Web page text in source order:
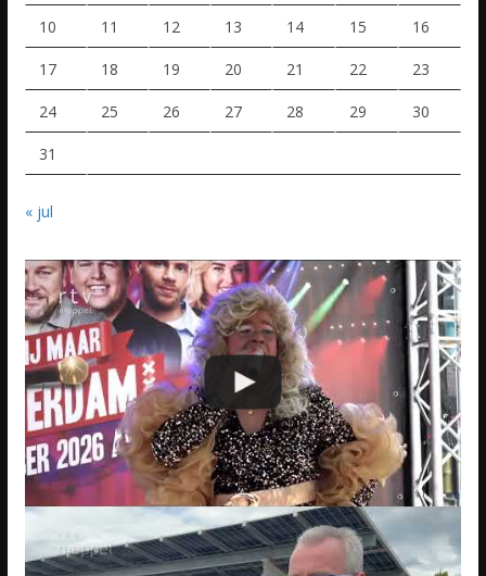
10 11 12 13 14 15 16
17 18 19 20 21 22 23
24 25 26 27 28 29 30
31
« jul